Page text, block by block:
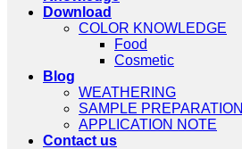
Download
COLOR KNOWLEDGE
Food
Cosmetic
Blog
WEATHERING
SAMPLE PREPARATION
APPLICATION NOTE
Contact us